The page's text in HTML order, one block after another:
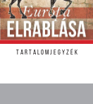
TARTALOMJEGYZÉK